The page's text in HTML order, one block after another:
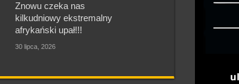
Znowu czeka nas
kilkudniowy ekstremalny
afrykański upał!!!
30 lipca, 2026